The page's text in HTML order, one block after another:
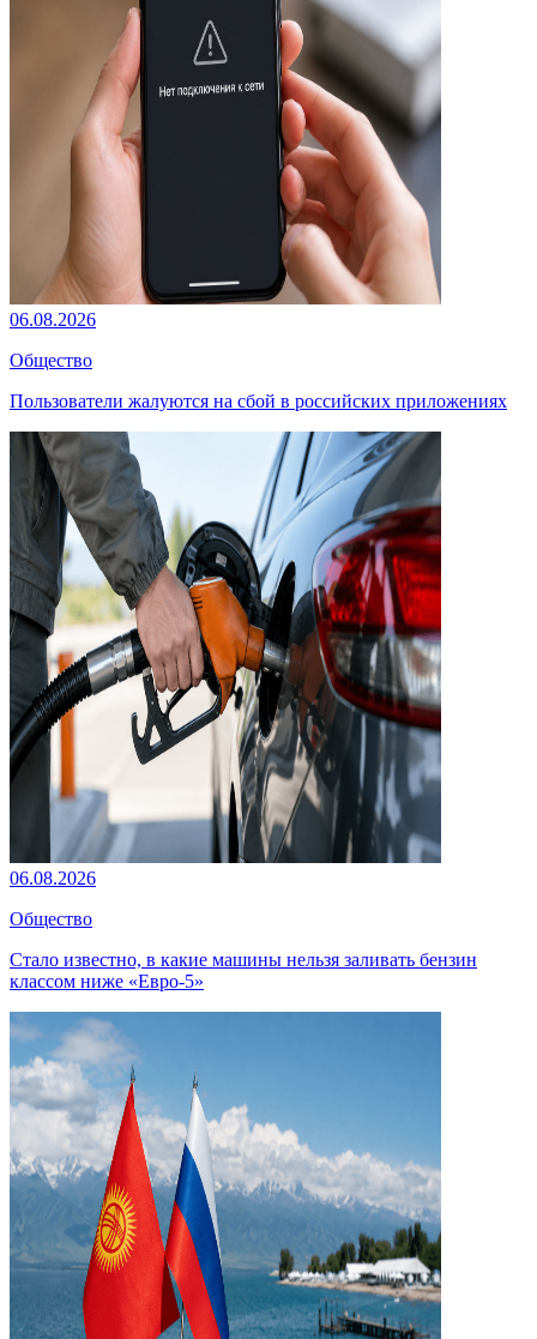
06.08.2026
Общество
Пользователи жалуются на сбой в российских приложениях
06.08.2026
Общество
Стало известно, в какие машины нельзя заливать бензин
классом ниже «Евро-5»